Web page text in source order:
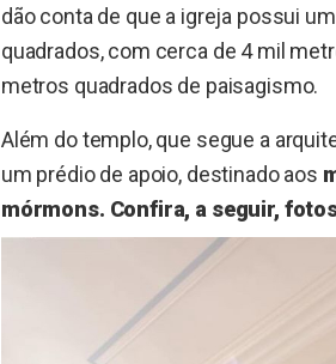
dão conta de que a igreja possui
quadrados, com cerca de 4 mil
metros quadrados de paisagismo.
Além do templo, que segue a
um prédio de apoio, destinado aos
mórmons. Confira, a seguir,